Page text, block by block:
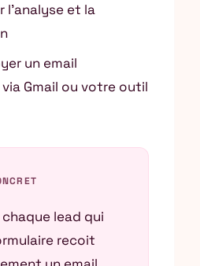
l’analyse et la
un email
Gmail ou votre outil
lead qui
recoit